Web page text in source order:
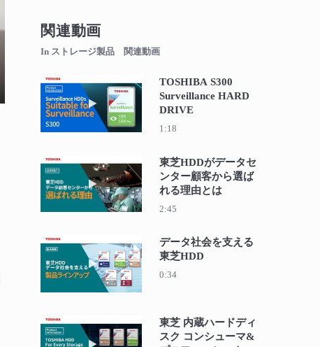
関連動画
In ストレージ製品 関連動画
動画を再生 TOSHIBA S300 Surveillance
TOSHIBA S300
Surveillance HARD
DRIVE
1:18
動画を再生 東芝HDDがデータセンター顧客
東芝HDDがデータセ
ンター顧客から選ば
れる理由とは
2:45
動画を再生 データ社会を支える東芝HDD
データ社会を支える
東芝HDD
0:34
動画を再生 東芝 内蔵ハードディスク コン
東芝 内蔵ハードディ
スク コンシューマ&